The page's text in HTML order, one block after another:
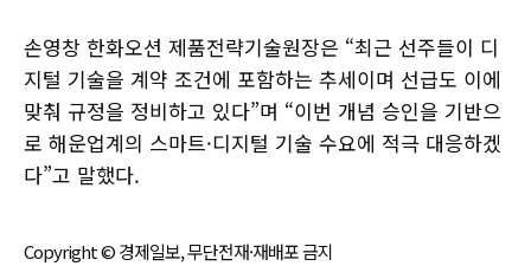
손영창 한화오션 제품전략기술원장은 “최근 선주들이 디
지털 기술을 계약 조건에 포함하는 추세이며 선급도 이에
맞춰 규정을 정비하고 있다”며 “이번 개념 승인을 기반으
로 해운업계의 스마트·디지털 기술 수요에 적극 대응하겠
다”고 말했다.
Copyright © 경제일보, 무단전재·재배포 금지